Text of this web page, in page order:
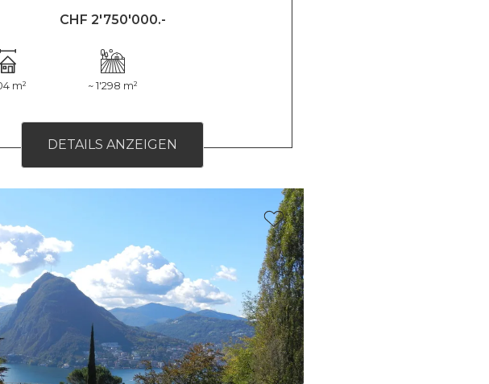
CHF 2'750'000.-
m² ~ 1'298 m²
DETAILS ANZEIGEN